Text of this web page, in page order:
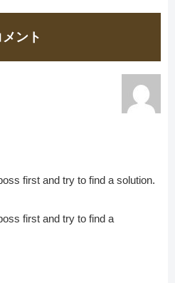
メント
first and try to find a solution.
first and try to find a